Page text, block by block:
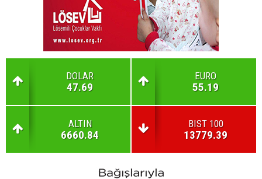
DOLAR
47.69
EURO
55.19
ALTIN
6660.84
BIST 100
13779.39